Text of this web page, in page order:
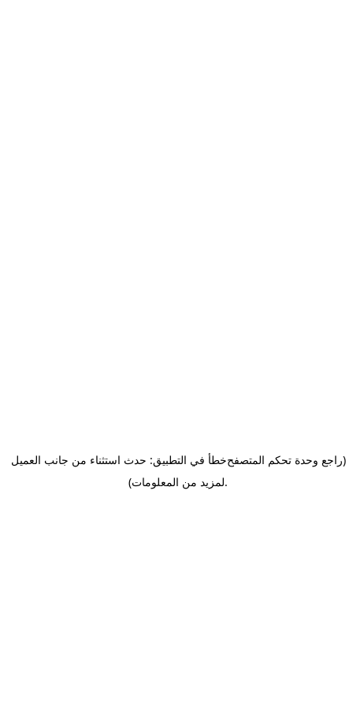
خطأ في التطبيق: حدث استثناء من جانب العميل(راجع وحدة تحكم المتصفح
لمزيد من المعلومات).